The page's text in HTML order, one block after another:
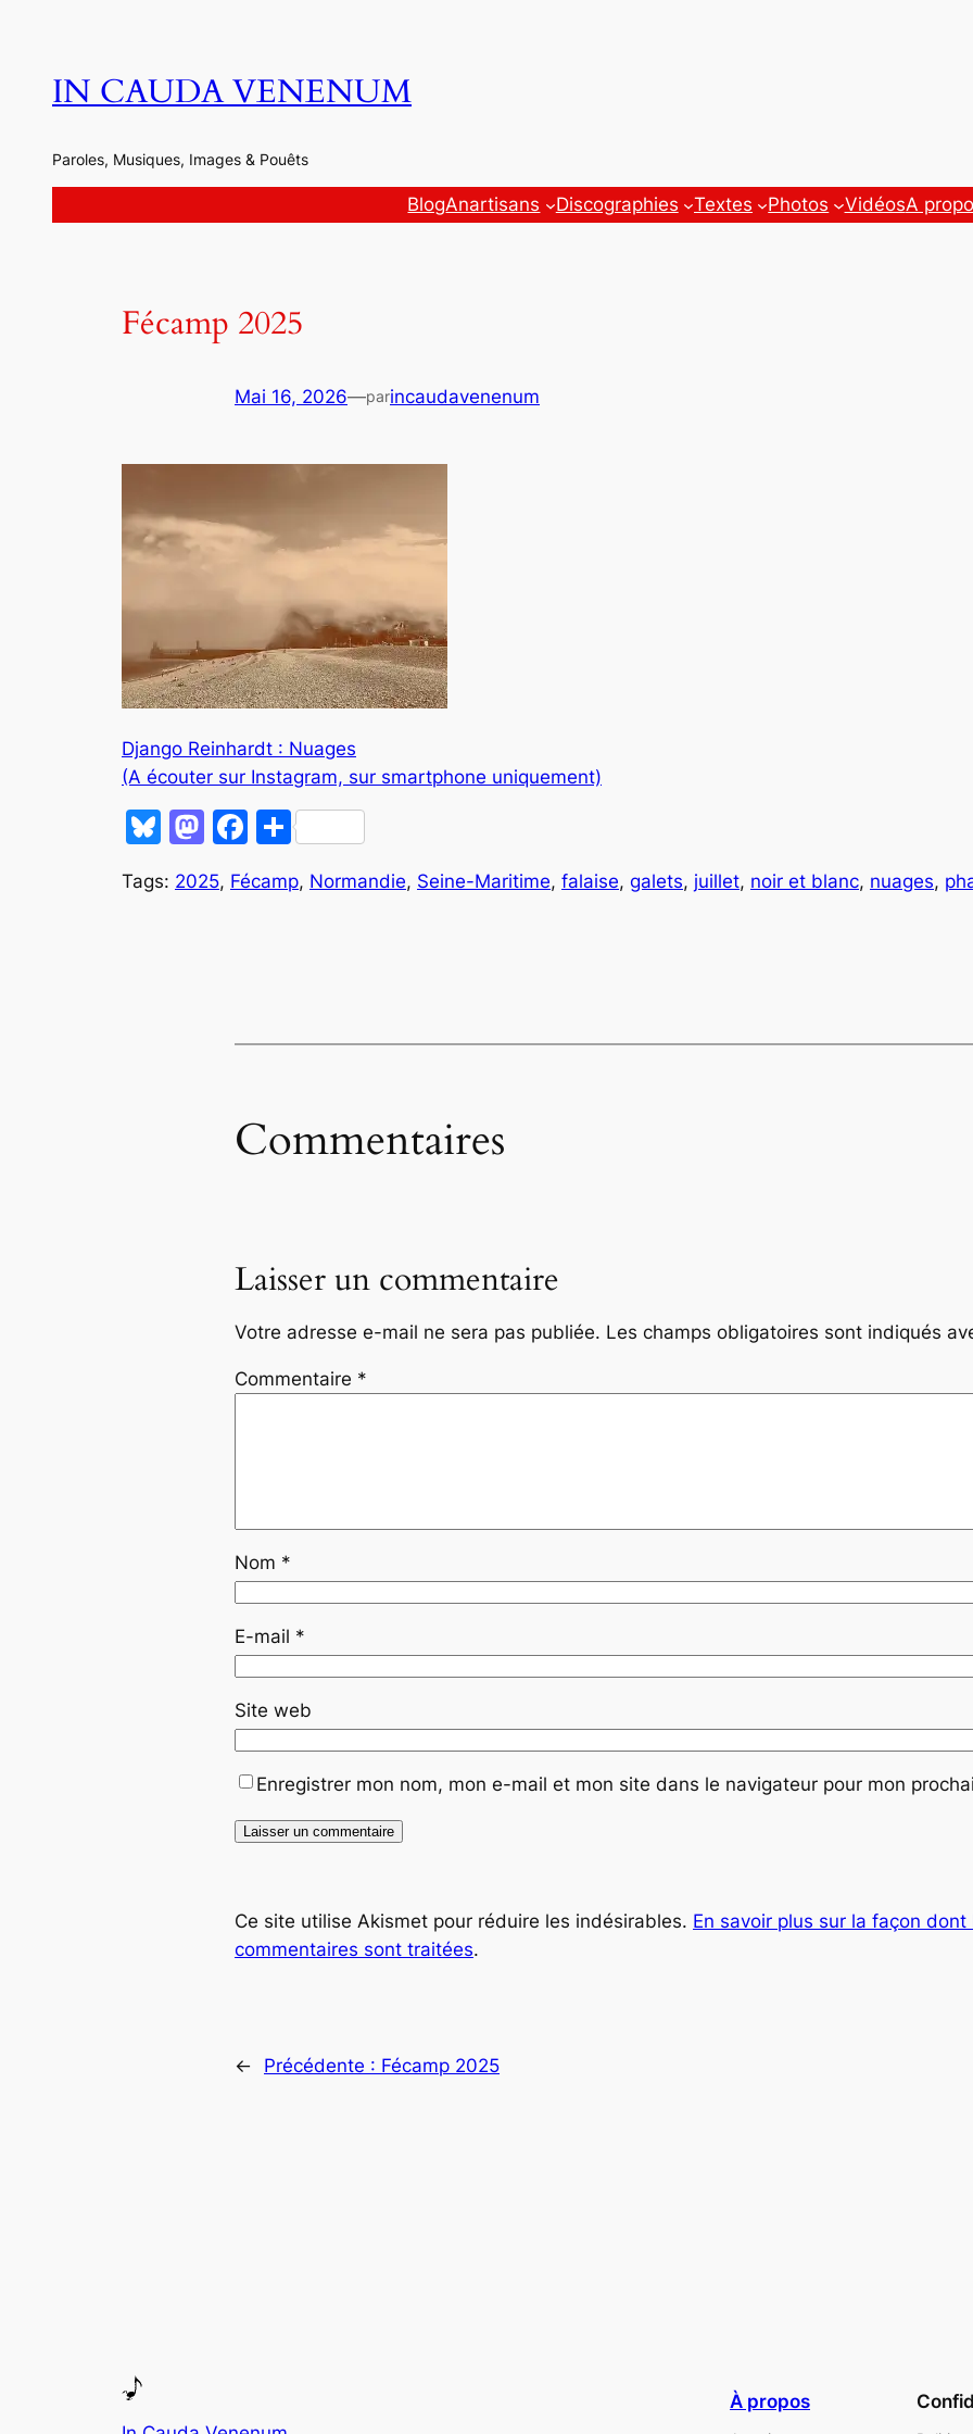
contenuIN CAUDA VENENUM
Paroles, Musiques, Images & Pouêts
BlogAnartisans Discographies Textes Photos VidéosA
Fécamp 2025
Mai 16, 2026—parincaudavenenum
Django Reinhardt : Nuages
(A écouter sur Instagram, sur smartphone uniquement)
Bluesky
Mastodon
Facebook
Partager
Tags: 2025, Fécamp, Normandie, Seine-Maritime, falaise, galets, juillet, noir et blanc, nuages,
Commentaires
Laisser un commentaire
Votre adresse e-mail ne sera pas publiée. Les champs obligatoires sont indiqués
Commentaire *
Nom *
E-mail *
Site web
Enregistrer mon nom, mon e-mail et mon site dans le navigateur pour mon
Ce site utilise Akismet pour réduire les indésirables. En savoir plus sur la façon
commentaires sont traitées.
← Précédente : Fécamp 2025
À propos